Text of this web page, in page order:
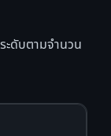
ดับตามจำนวน